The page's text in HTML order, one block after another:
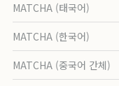
MATCHA (태국어)
MATCHA (한국어)
MATCHA (중국어 간체)